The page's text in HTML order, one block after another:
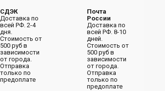
СДЭК
Доставка по
всей РФ. 2-4
дня.
Стоимость от
500 руб в
зависимости
от города.
Отправка
только по
предоплате
Почта
России
Доставка по
всей РФ. 8-10
дней.
Стоимость от
500 руб в
зависимости
от города.
Отправка
только по
предоплате